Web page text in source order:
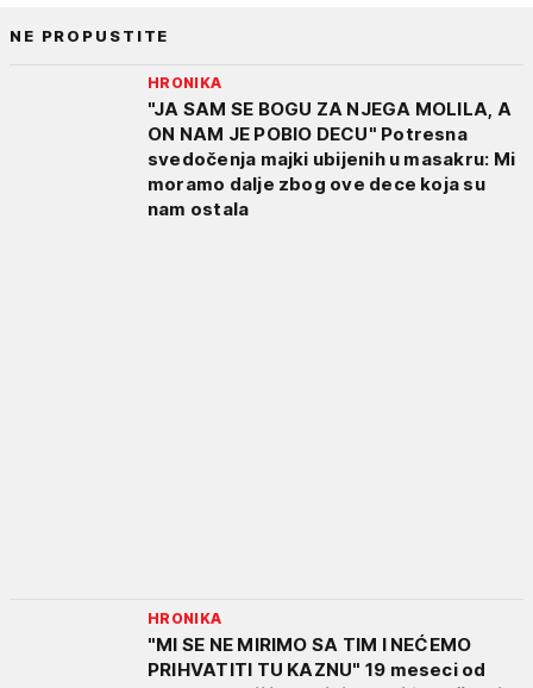
NE PROPUSTITE
HRONIKA
"JA SAM SE BOGU ZA NJEGA MOLILA, A
ON NAM JE POBIO DECU" Potresna
svedočenja majki ubijenih u masakru: Mi
moramo dalje zbog ove dece koja su
nam ostala
HRONIKA
"MI SE NE MIRIMO SA TIM I NEĆEMO
PRIHVATITI TU KAZNU" 19 meseci od